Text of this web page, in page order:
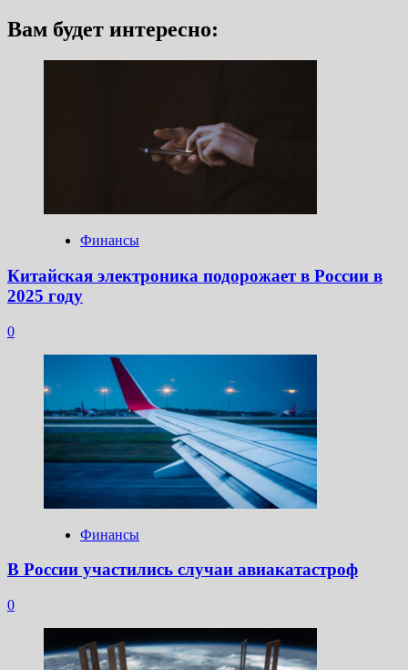
Вам будет интересно:
Финансы
Китайская электроника подорожает в России в
2025 году
0
Финансы
В России участились случаи авиакатастроф
0